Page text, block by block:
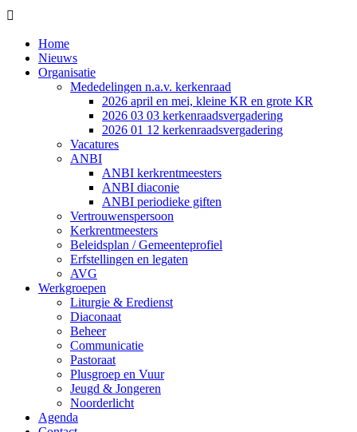

Home
Nieuws
Organisatie
Mededelingen n.a.v. kerkenraad
2026 april en mei, kleine KR en grote KR
2026 03 03 kerkenraadsvergadering
2026 01 12 kerkenraadsvergadering
Vacatures
ANBI
ANBI kerkrentmeesters
ANBI diaconie
ANBI periodieke giften
Vertrouwenspersoon
Kerkrentmeesters
Beleidsplan / Gemeenteprofiel
Erfstellingen en legaten
AVG
Werkgroepen
Liturgie & Eredienst
Diaconaat
Beheer
Communicatie
Pastoraat
Plusgroep en Vuur
Jeugd & Jongeren
Noorderlicht
Agenda